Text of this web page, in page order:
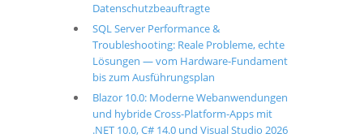
Datenschutzbeauftragte
SQL Server Performance &
Troubleshooting: Reale Probleme, echte
Lösungen — vom Hardware-Fundament
bis zum Ausführungsplan
Blazor 10.0: Moderne Webanwendungen
und hybride Cross-Platform-Apps mit
.NET 10.0, C# 14.0 und Visual Studio 2026